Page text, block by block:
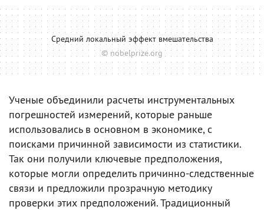
Средний локальный эффект вмешательства
© nobelprize.org
Ученые объединили расчеты инструментальных
погрешностей измерений, которые раньше
использовались в основном в экономике, с
поисками причинной зависимости из статистики.
Так они получили ключевые предположения,
которые могли определить причинно-следственные
связи и предложили прозрачную методику
проверки этих предположений. Традиционный